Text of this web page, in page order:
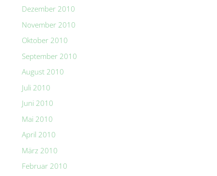
Dezember 2010
November 2010
Oktober 2010
September 2010
August 2010
Juli 2010
Juni 2010
Mai 2010
April 2010
März 2010
Februar 2010